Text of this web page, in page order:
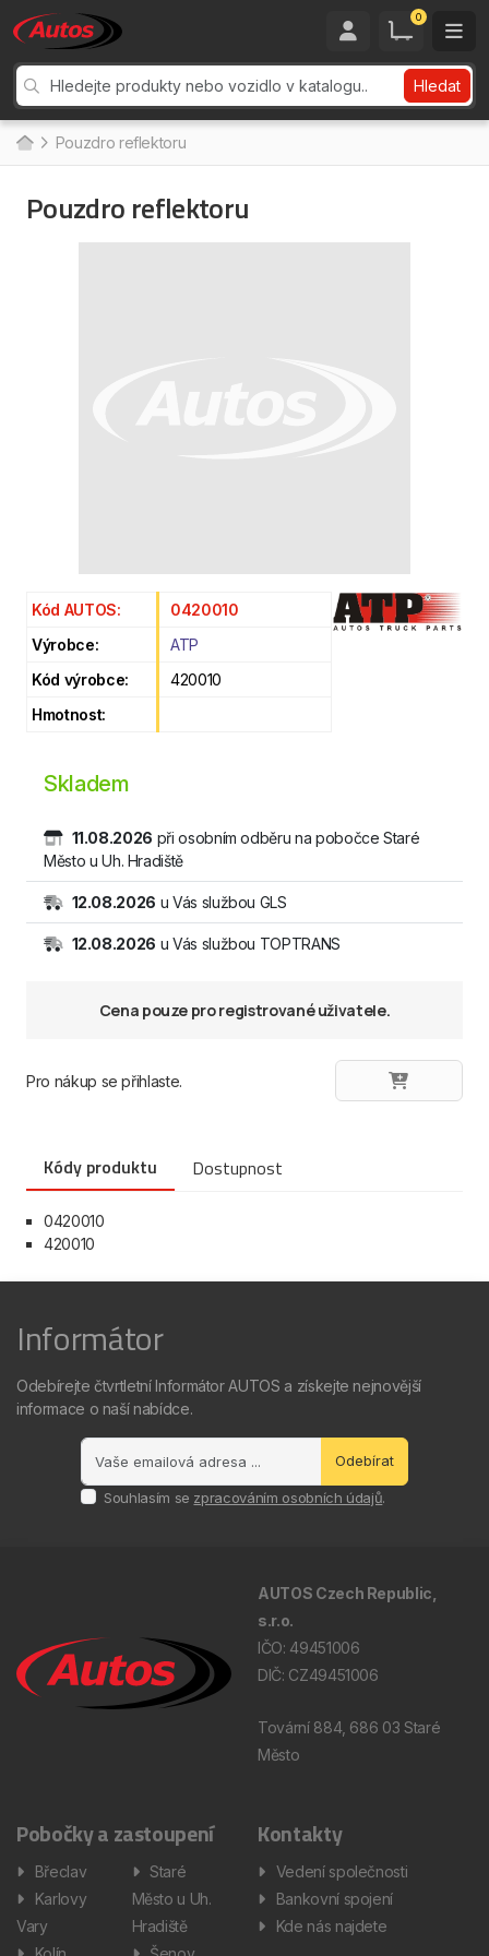
0
Hledat
Pouzdro reflektoru
Pouzdro reflektoru
Kód AUTOS:
0420010
Výrobce:
ATP
Kód výrobce:
420010
Hmotnost:
Skladem
11.08.2026 při osobním odběru na pobočce Staré
Město u Uh. Hradiště
12.08.2026 u Vás službou GLS
12.08.2026 u Vás službou TOPTRANS
Cena pouze pro registrované uživatele.
Pro nákup se přihlaste.
Kódy produktu Dostupnost
0420010
420010
Informátor
Odebírejte čtvrtletní Informátor AUTOS a získejte nejnovější
informace o naší nabídce.
Odebírat
Souhlasím se zpracováním osobních údajů.
AUTOS Czech Republic,
s.r.o.
IČO: 49451006
DIČ: CZ49451006
Tovární 884, 686 03 Staré
Město
Pobočky a zastoupení
Břeclav
Karlovy
Vary
Staré
Město u Uh.
Hradiště
Kontakty
Vedení společnosti
Bankovní spojení
Kde nás najdete